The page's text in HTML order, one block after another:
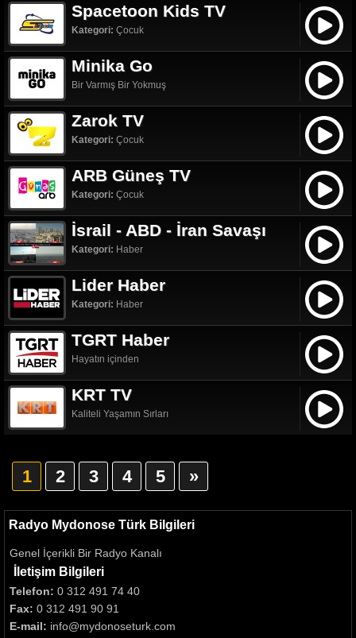
Spacetoon Kids TV
Kategori: Çocuk
Minika Go
Bir Varmış Bir Yokmuş
Zarok TV
Kategori: Çocuk
ARB Güneş TV
Kategori: Çocuk
İsrail - ABD - İran Savaşı
Kategori: Haber
Lider Haber
Kategori: Haber
TGRT Haber
Hayatın içinden
KRT TV
Kaliteli Yaşamın Sırları
1 2 3 4 5 »
Radyo Mydonose Türk Bilgileri
Genel İçerikli Bir Radyo Kanalı
İletişim Bilgileri
Telefon: 0 312 491 74 40
Fax: 0 312 491 90 91
E-mail: info@mydonoseturk.com